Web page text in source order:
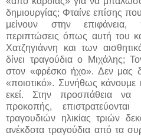
δημιουργίας; Φταίνε επίσης
μείνουν στην
περιπτώσεις όπως αυτή του
Χατζηγιάννη και των
δίνει τραγούδια ο Μιχάλης;
στον «φρέσκο ήχο». Δεν μας
«ποιοτικό». Συνήθως κάνουμε
εκεί. Στην προσπάθεια να
προκοπής, επιστρατεύονται
τραγουδιών ηλικίας τριών
ανέκδοτα τραγούδια από τα